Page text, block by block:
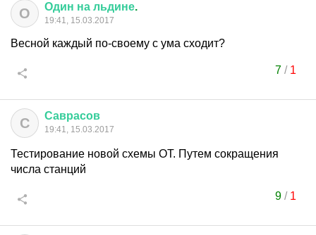
О Один на льдине.
19:41, 15.03.2017
Весной каждый по-своему с ума сходит?
7/ 1
С Саврасов
19:41, 15.03.2017
Тестирование новой схемы ОТ. Путем сокращения
числа станций
9/ 1